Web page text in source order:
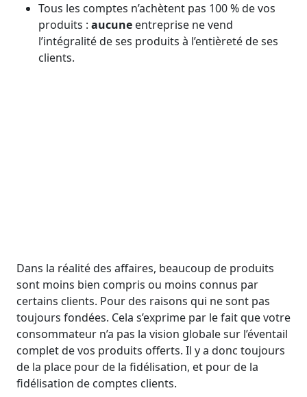
Tous les comptes n’achètent pas 100 % de vos
produits : aucune entreprise ne vend
l’intégralité de ses produits à l’entièreté de ses
clients.
Dans la réalité des affaires, beaucoup de produits
sont moins bien compris ou moins connus par
certains clients. Pour des raisons qui ne sont pas
toujours fondées. Cela s’exprime par le fait que votre
consommateur n’a pas la vision globale sur l’éventail
complet de vos produits offerts. Il y a donc toujours
de la place pour de la fidélisation, et pour de la
fidélisation de comptes clients.